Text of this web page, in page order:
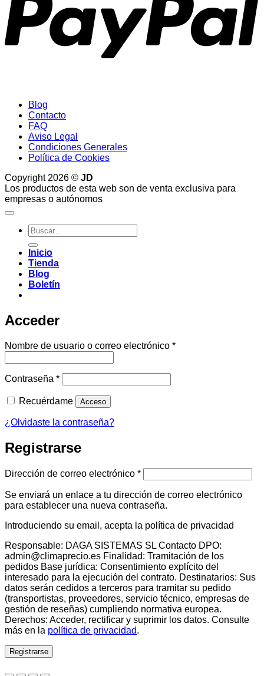
Blog
Contacto
FAQ
Aviso Legal
Condiciones Generales
Política de Cookies
Copyright 2026 © JD
Los productos de esta web son de venta exclusiva para
empresas o autónomos
Buscar
por:
Inicio
Tienda
Blog
Boletín
Acceder
Nombre de usuario o correo electrónico *Obligatorio
Contraseña *Obligatorio
Recuérdame Acceso
¿Olvidaste la contraseña?
Registrarse
Dirección de correo electrónico *Obligatorio
Se enviará un enlace a tu dirección de correo electrónico
para establecer una nueva contraseña.
Introduciendo su email, acepta la política de privacidad
Responsable: DAGA SISTEMAS SL Contacto DPO:
admin@climaprecio.es Finalidad: Tramitación de los
pedidos Base jurídica: Consentimiento explícito del
interesado para la ejecución del contrato. Destinatarios: Sus
datos serán cedidos a terceros para tramitar su pedido
(transportistas, proveedores, servicio técnico, empresas de
gestión de reseñas) cumpliendo normativa europea.
Derechos: Acceder, rectificar y suprimir los datos. Consulte
más en la política de privacidad.
Registrarse